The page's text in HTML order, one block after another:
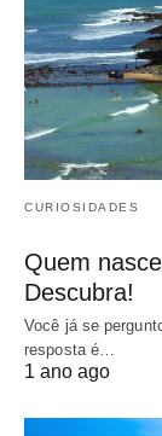
CURIOSIDADES
Quem
Descubra!
Você já se
resposta é…
1 ano ago